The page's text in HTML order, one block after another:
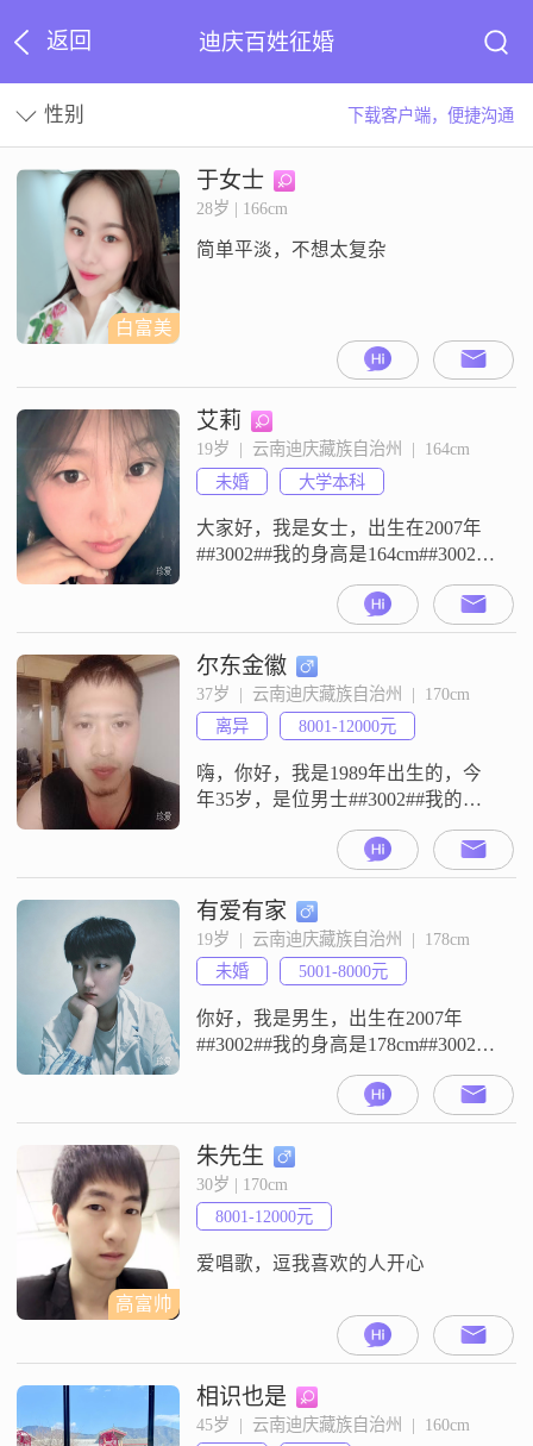
返回 迪庆百姓征婚
性别 下载客户端，便捷沟通
白富美
于女士
28岁 | 166cm
简单平淡，不想太复杂
艾莉
19岁  |  云南迪庆藏族自治州  |  164cm
未婚
大学本科
大家好，我是女士，出生在2007年
##3002##我的身高是164cm##3002##
我现在的工作地是迪庆藏族自治州
##3002##我的学历是大学本科
##3002##我是一个开朗爱笑的人，
平时性格乐观积极##3002##我的心
思比较细腻敏感，不过我也是一个
真诚可靠的人##3002##我很看重浪
漫仪式感，也特别注重安全感
尔东金徽
37岁  |  云南迪庆藏族自治州  |  170cm
离异
8001-12000元
嗨，你好，我是1989年出生的，今
年35岁，是位男士##3002##我的身
高是170cm##3002##目前我的月收入
在8001到12000元这个区间##3002##
我现在的工作地点是在迪庆藏族自
治州##3002##我的学历是中专
##3002##关于我的一些个人特点，
我觉得家庭对我来说是特别重要
的，我把家庭看得很重，平
有爱有家
19岁  |  云南迪庆藏族自治州  |  178cm
未婚
5001-8000元
你好，我是男生，出生在2007年
##3002##我的身高是178cm##3002##
目前我的月收入在5001元到8000元
这个区间##3002##我现在的工作地
点是在迪拜藏族自治州##3002##我
的学历是高中及以下##3002##在性
格方面，我是一个成熟稳重的人，
平时也比较幽默风趣##3002##对于
感情，我比较看重
高富帅
朱先生
30岁 | 170cm
8001-12000元
爱唱歌，逗我喜欢的人开心
相识也是
45岁  |  云南迪庆藏族自治州  |  160cm